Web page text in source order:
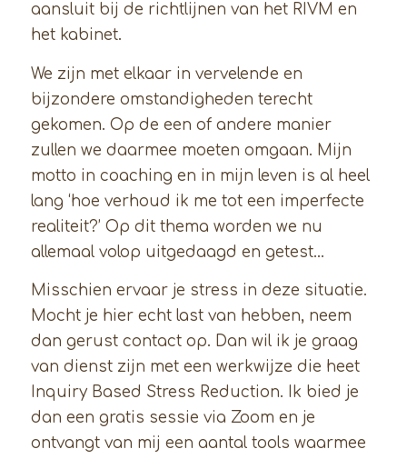
aansluit bij de richtlijnen van het RIVM en
het kabinet.
We zijn met elkaar in vervelende en
bijzondere omstandigheden terecht
gekomen. Op de een of andere manier
zullen we daarmee moeten omgaan. Mijn
motto in coaching en in mijn leven is al heel
lang ‘hoe verhoud ik me tot een imperfecte
realiteit?’ Op dit thema worden we nu
allemaal volop uitgedaagd en getest…
Misschien ervaar je stress in deze situatie.
Mocht je hier echt last van hebben, neem
dan gerust contact op. Dan wil ik je graag
van dienst zijn met een werkwijze die heet
Inquiry Based Stress Reduction. Ik bied je
dan een gratis sessie via Zoom en je
ontvangt van mij een aantal tools waarmee